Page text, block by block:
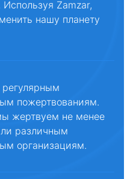
Zamzar,
нашу планету
пожертвованиям.
жертвуем не менее
различным
организациям.